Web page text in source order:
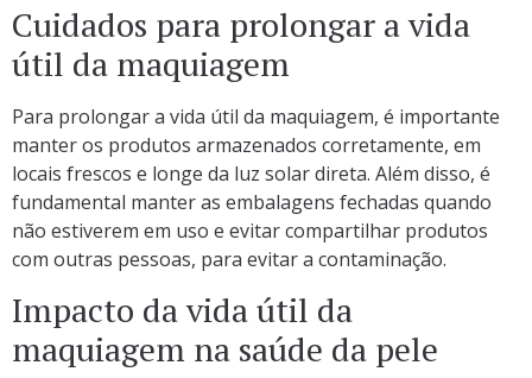
Cuidados para prolongar a vida
útil da maquiagem
Para prolongar a vida útil da maquiagem, é importante
manter os produtos armazenados corretamente, em
locais frescos e longe da luz solar direta. Além disso, é
fundamental manter as embalagens fechadas quando
não estiverem em uso e evitar compartilhar produtos
com outras pessoas, para evitar a contaminação.
Impacto da vida útil da
maquiagem na saúde da pele